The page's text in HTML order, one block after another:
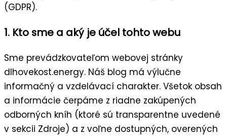
(GDPR).
1. Kto sme a aký je účel tohto webu
Sme prevádzkovateľom webovej stránky
dlhovekost.energy. Náš blog má výlučne
informačný a vzdelávací charakter. Všetok obsah
a informácie čerpáme z riadne zakúpených
odborných kníh (ktoré sú transparentne uvedené
v sekcii Zdroje) a z voľne dostupných, overených